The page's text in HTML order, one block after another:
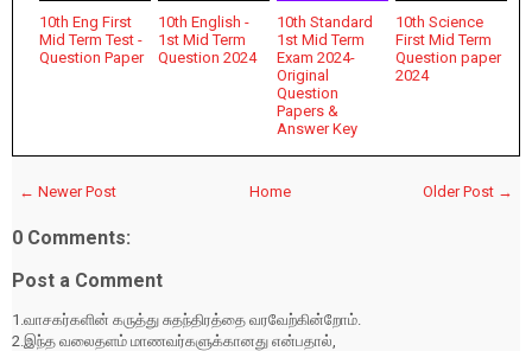
10th Eng First
Mid Term Test -
Question Paper
10th English -
1st Mid Term
Question 2024
10th Standard
1st Mid Term
Exam 2024-
Original
Question
Papers &
Answer Key
10th Science
First Mid Term
Question paper
2024
← Newer Post Older Post →
Home
0 Comments:
Post a Comment
1.வாசகர்களின் கருத்து சுதந்திரத்தை வரவேற்கின்றோம்.
2.இந்த வலைதளம் மாணவர்களுக்கானது என்பதால்,